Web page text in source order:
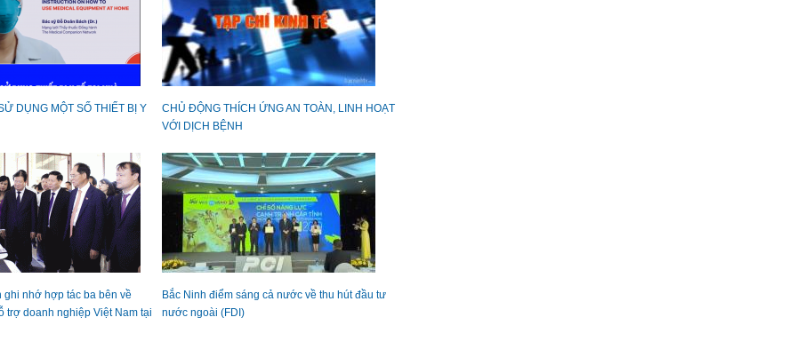
DỤNG MỘT SỐ THIẾT BỊ Y
CHỦ ĐỘNG THÍCH ỨNG AN TOÀN, LINH HOẠT
VỚI DỊCH BỆNH
ghi nhớ hợp tác ba bên về
trợ doanh nghiệp Việt Nam tại
Bắc Ninh điểm sáng cả nước về thu hút đầu tư
nước ngoài (FDI)